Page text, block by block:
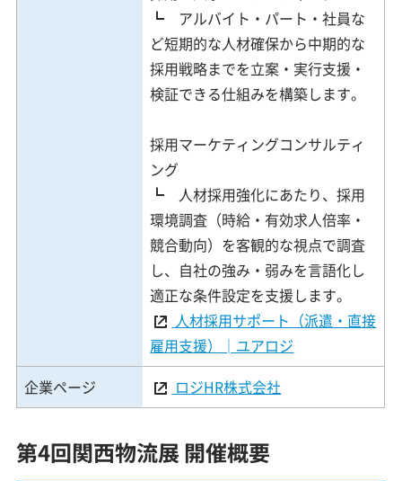
┗ アルバイト・パート・社員な
ど短期的な人材確保から中期的な
採用戦略までを立案・実行支援・
検証できる仕組みを構築します。
採用マーケティングコンサルティ
ング
┗ 人材採用強化にあたり、採用
環境調査（時給・有効求人倍率・
競合動向）を客観的な視点で調査
し、自社の強み・弱みを言語化し
適正な条件設定を支援します。
人材採用サポート（派遣・直接
雇用支援）│ユアロジ
企業ページ
ロジHR株式会社
第4回関西物流展 開催概要